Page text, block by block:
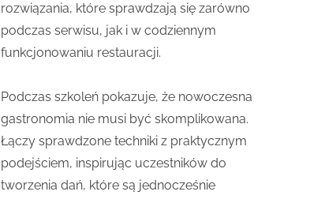
rozwiązania, które sprawdzają się zarówno
podczas serwisu, jak i w codziennym
funkcjonowaniu restauracji.
Podczas szkoleń pokazuje, że nowoczesna
gastronomia nie musi być skomplikowana.
Łączy sprawdzone techniki z praktycznym
podejściem, inspirując uczestników do
tworzenia dań, które są jednocześnie